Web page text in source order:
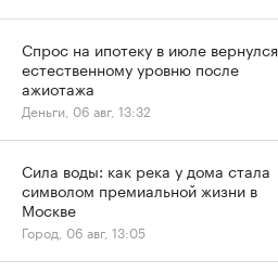
Спрос на ипотеку в июле
естественному уровню после
ажиотажа
Деньги, 06 авг, 13:32
Сила воды: как река у дома стала
символом премиальной жизни в
Москве
Город, 06 авг, 13:05